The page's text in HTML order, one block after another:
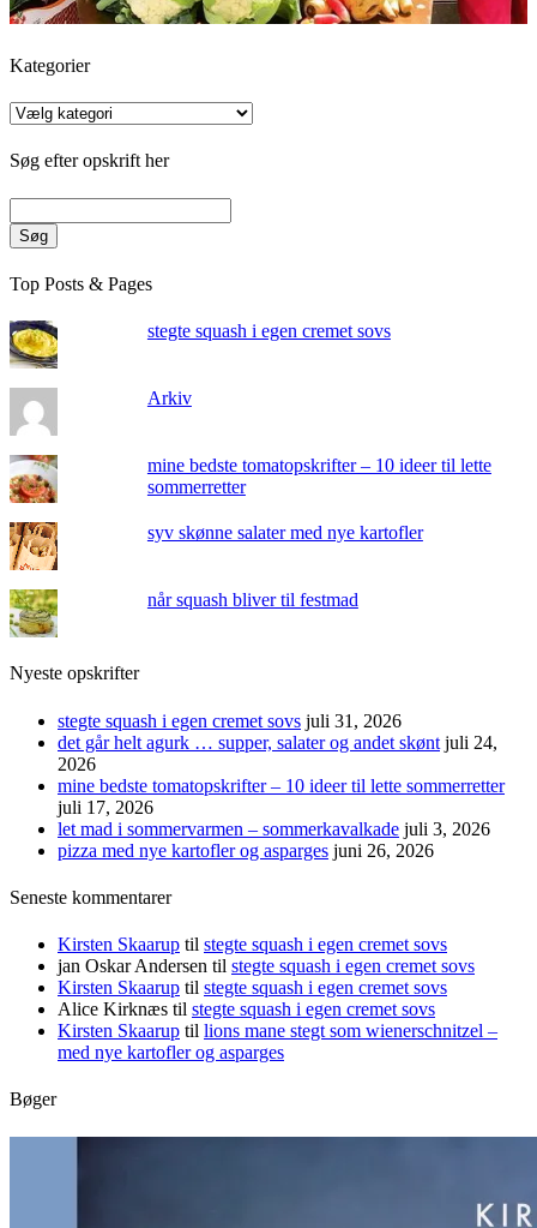
Kategorier
Kategorier
Søg efter opskrift her
Søg
Top Posts & Pages
stegte squash i egen cremet sovs
Arkiv
mine bedste tomatopskrifter – 10 ideer til lette
sommerretter
syv skønne salater med nye kartofler
når squash bliver til festmad
Nyeste opskrifter
stegte squash i egen cremet sovs juli 31, 2026
det går helt agurk … supper, salater og andet skønt juli 24,
2026
mine bedste tomatopskrifter – 10 ideer til lette sommerretter
juli 17, 2026
let mad i sommervarmen – sommerkavalkade juli 3, 2026
pizza med nye kartofler og asparges juni 26, 2026
Seneste kommentarer
Kirsten Skaarup til stegte squash i egen cremet sovs
jan Oskar Andersen til stegte squash i egen cremet sovs
Kirsten Skaarup til stegte squash i egen cremet sovs
Alice Kirknæs til stegte squash i egen cremet sovs
Kirsten Skaarup til lions mane stegt som wienerschnitzel –
med nye kartofler og asparges
Bøger